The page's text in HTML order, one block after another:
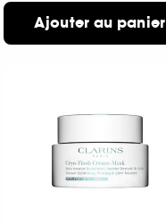
Ajouter au panier